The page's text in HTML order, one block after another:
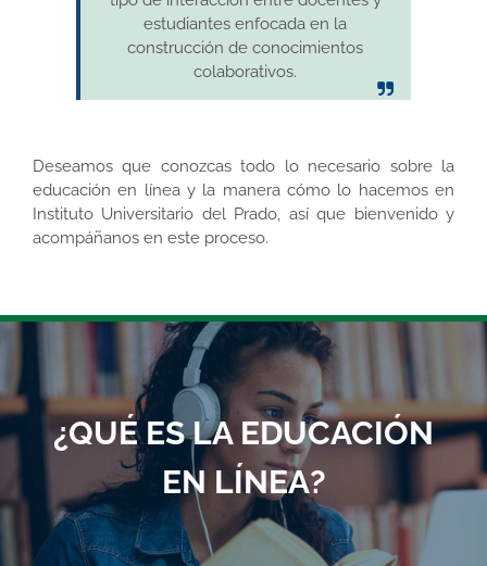
estudiantes enfocada en la
construcción de conocimientos
colaborativos.
Deseamos que conozcas todo lo necesario sobre la
educación en línea y la manera cómo lo hacemos en
Instituto Universitario del Prado, así que bienvenido y
acompáñanos en este proceso.
¿QUÉ ES LA EDUCACIÓN
EN LÍNEA?